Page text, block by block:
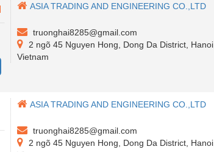
ASIA TRADING AND ENGINEERING CO.,LTD
truonghai8285@gmail.com
2 ngõ 45 Nguyen Hong, Dong Da District, Hanoi,
Vietnam
ASIA TRADING AND ENGINEERING CO.,LTD
truonghai8285@gmail.com
2 ngõ 45 Nguyen Hong, Dong Da District, Hanoi,